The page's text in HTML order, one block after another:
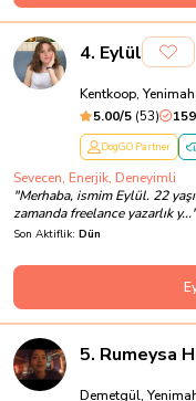
4. Eylül
Kentkoop,
5.00/5 (53) 159
DogGO Partner
Sevecen, Enerjik, Deneyimli
"Merhaba, ismim Eylül. 22
zamanda freelance yazarlık y..."
Son Aktiflik: Dün
5. Rumeysa
Demetgül,